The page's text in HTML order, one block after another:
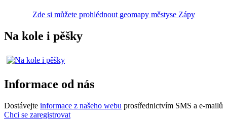
Zde si můžete prohlédnout geomapy městyse Zápy
Na kole i pěšky
Informace od nás
Dostávejte informace z našeho webu prostřednictvím SMS a e-mailů
Chci se zaregistrovat